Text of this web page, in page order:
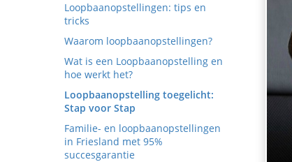
Loopbaanopstellingen: tips en
tricks
Waarom loopbaanopstellingen?
Wat is een Loopbaanopstelling en
hoe werkt het?
Loopbaanopstelling toegelicht:
Stap voor Stap
Familie- en loopbaanopstellingen
in Friesland met 95%
succesgarantie
op het
van deze